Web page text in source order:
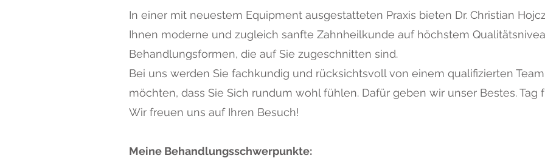
In einer mit neuestem Equipment ausgestatteten Praxis bieten Dr. Christian
Ihnen moderne und zugleich sanfte Zahnheilkunde auf höchstem
Behandlungsformen, die auf Sie zugeschnitten sind.
Bei uns werden Sie fachkundig und rücksichtsvoll von einem qualifizierten
möchten, dass Sie Sich rundum wohl fühlen. Dafür geben wir unser Bestes. Tag
Wir freuen uns auf Ihren Besuch!
Meine Behandlungsschwerpunkte: